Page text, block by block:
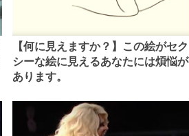
【何に見えますか？】この絵がセク
シーな絵に見えるあなたには煩悩が
あります。